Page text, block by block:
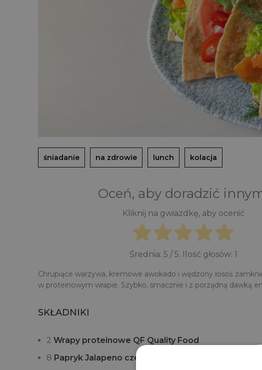
śniadanie na zdrowie lunch kolacja
Oceń, aby doradzić
Kliknij na gwiazdkę, aby ocenić
Średnia: 5 / 5. Ilość głosów: 1
Chrupiące warzywa, kremowe awokado i wędzony łosoś
w proteinowym wrapie. Szybko, smacznie i z porządną dawką
SKŁADNIKI
2 Wrapy proteinowe QF Quality Food
8 Papryk Jalapeno czerwonych krojonych Casa del